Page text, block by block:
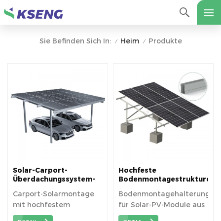
Sie Befinden Sich In: / Heim / Produkte
Solar-Carport-
Überdachungssystem-
Carport-
Montagesystem,
wasserdichter
Carport-Solarmontage
mit hochfestem
Aluminiumlegierungs-,
Hochfeste
Bodenmontagestrukturen
Kohlenstoffstahl für
Solaranlagen
Bodenmontagehalterung
für Solar-PV-Module aus
hochfestem